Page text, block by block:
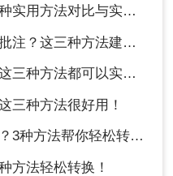
与实操指南（附详细表格）！
这三种方法建议收藏！
法都可以实现批量转换
三种方法很好用！
方法帮你轻松转换！
方法轻松转换！